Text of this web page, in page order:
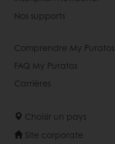
Nos supports
Comprendre My Puratos
FAQ My Puratos
Carrières
Choisir un pays
Site corporate